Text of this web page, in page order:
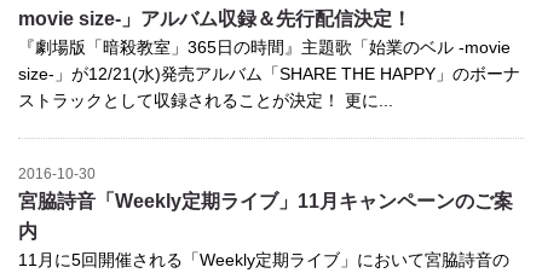
movie size-」アルバム収録＆先行配信決定！
『劇場版「暗殺教室」365日の時間』主題歌「始業のベル -movie
size-」が12/21(水)発売アルバム「SHARE THE HAPPY」のボーナ
ストラックとして収録されることが決定！ 更に...
2016-10-30
宮脇詩音「Weekly定期ライブ」11月キャンペーンのご案
内
11月に5回開催される「Weekly定期ライブ」において宮脇詩音の